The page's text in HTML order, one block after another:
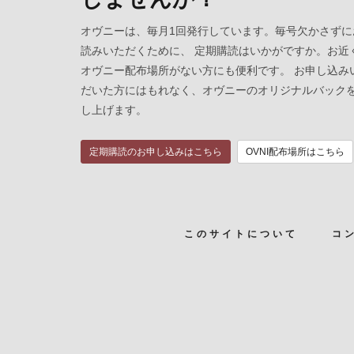
オヴニーは、毎月1回発行しています。毎号欠かさず
読みいただくために、 定期購読はいかがですか。お近
オヴニー配布場所がない方にも便利です。 お申し込み
だいた方にはもれなく、オヴニーのオリジナルバック
し上げます。
定期購読のお申し込みはこちら OVNI配布場所はこちら
このサイトについて コ